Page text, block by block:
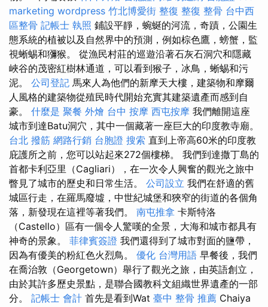
marketing wordpress 竹北博愛街 整復 整復 整骨 台中西
區整骨 記帳士 執照 鋪設平靜，蜿蜒的河流，奇蹟，公園生
態系統的植被以及自然界中的預測，例如棕色鷹，螃蟹，監
視蜥蜴和獼猴。 從漁民村莊的巡遊沿著石灰石洞穴和隱藏
峽谷的茂密紅樹林通道，可以看到猴子，冰鳥，蜥蜴和污
泥。 公司登記 馬來人為他們的新摩天大樓，建築物和摩爾
人風格的建築物從殖民時代開始充實其建築遺產而感到自
豪。 什麼是 聚餐 外燴 台中 按摩 西屯按摩 我們離開這座
城市到達Batu洞穴，其中一個藏著一座巨大的印度教寺廟。
台北 撥筋 網路行銷 台胞證 搜索 直到上帝高60米的印度教
庇護所之前，您可以站起來272個樓梯。 我們到達撒丁島的
首都卡利亞里（Cagliari），在一次令人興奮的觀光之旅中
瞥見了城市的歷史和日常生活。 公司設立 我們在舒適的舊
城區行走，在羅馬廢墟，中世紀城堡和狹窄的街道的各個角
落，新發現在這裡等著我們。 南屯推拿 卡斯特洛
（Castello）區有一個令人驚嘆的全景，大海和城市都具有
神奇的景象。 菲律賓簽證 我們還得到了城市對面的鹽帶，
因為有優美的粉紅色火烈鳥。 優化 台灣用語 早餐後，我們
在喬治敦（Georgetown）舉行了觀光之旅，由英語創立，
由於其許多歷史景點，是聯合國教科文組織世界遺產的一部
分。 記帳士 會計 首先是看到Wat 臺中 整骨 推薦 Chaiya